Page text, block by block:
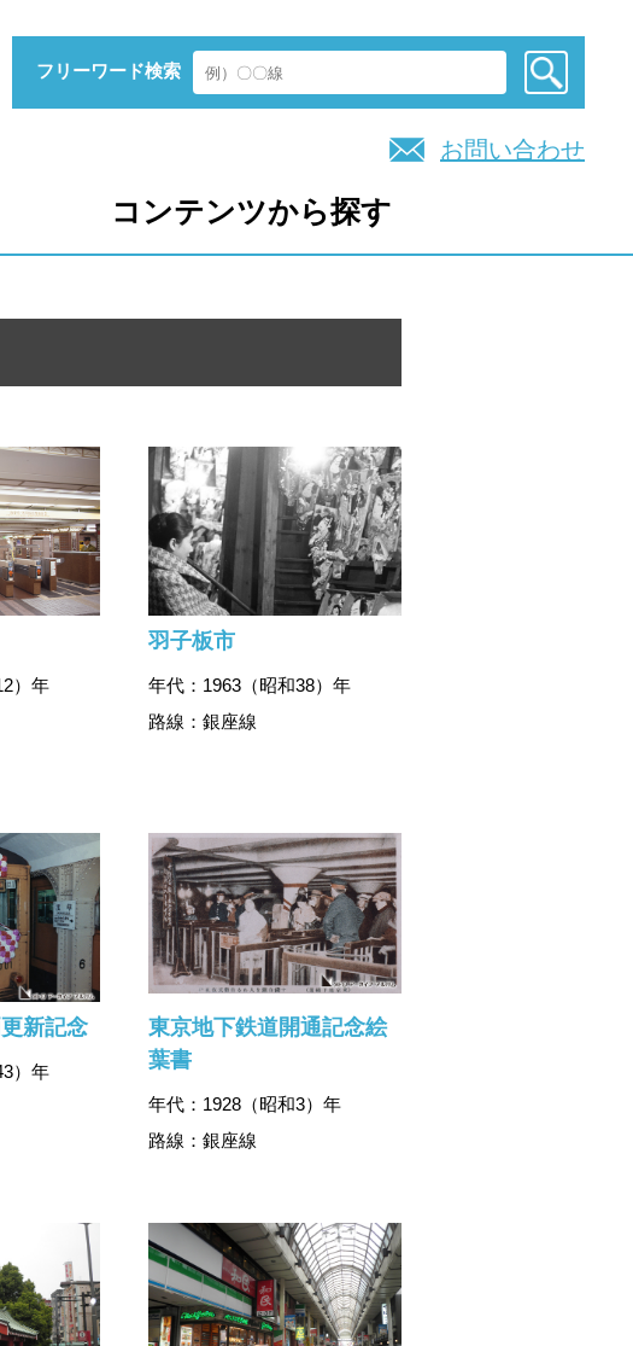
フリーワード検索
お問い合わせ
コンテンツから探す
）年
羽子板市
年代：1963（昭和38）年
路線：銀座線
新記念
）年
東京地下鉄道開通記念絵
葉書
年代：1928（昭和3）年
路線：銀座線